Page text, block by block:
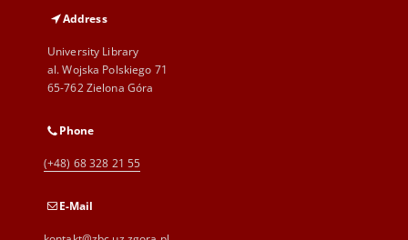
Address
University Library
al. Wojska Polskiego 71
65-762 Zielona Góra
Phone
(+48) 68 328 21 55
E-Mail